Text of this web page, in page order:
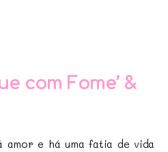
com Fome’ &
amor e há uma fatia de vida